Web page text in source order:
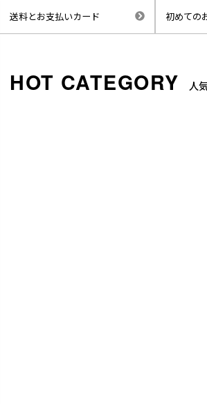
送料とお支払いカード 初めての
人